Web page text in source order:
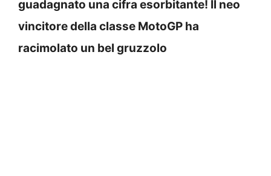
guadagnato una cifra esorbitante! Il neo
vincitore della classe MotoGP ha
racimolato un bel gruzzolo